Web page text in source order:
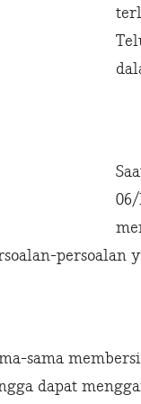
persoalan
sama
dapat